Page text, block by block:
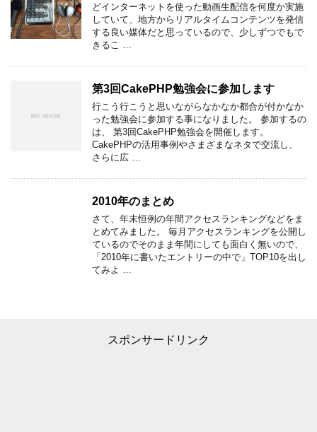
どインターネットを使った動画生配信を何度か実施
していて、地方からリアルタイムコンテンツを発信
する良い媒体だと思っているので、少しずつでもで
きるこ …
第3回CakePHP勉強会に参加します
行こう行こうと思いながらなかなか都合が付かなか
った勉強会に参加する事になりました。 参加するの
は、 第3回CakePHP勉強会を開催します。
CakePHPの活用事例やさまざまなネタで交流し、
さらに広 …
2010年のまとめ
さて、年末恒例の年間アクセスランキングなどをま
とめてみました。 毎月アクセスランキングを公開し
ているのでそのまま年間にしても面白く無いので、
「2010年に書いたエントリーの中で」TOP10を出し
てみよ …
スポンサードリンク